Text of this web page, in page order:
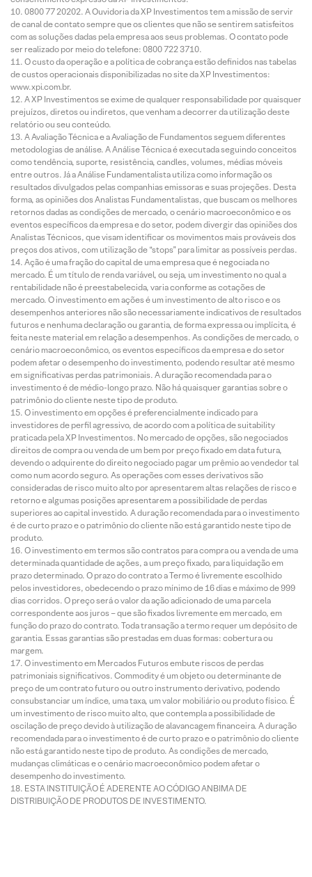
0800 77 20202. A Ouvidoria da XP Investimentos tem a missão de servir
de canal de contato sempre que os clientes que não se sentirem satisfeitos
com as soluções dadas pela empresa aos seus problemas. O contato pode
ser realizado por meio do telefone: 0800 722 3710.
O custo da operação e a política de cobrança estão definidos nas tabelas
de custos operacionais disponibilizadas no site da XP Investimentos:
www.xpi.com.br.
A XP Investimentos se exime de qualquer responsabilidade por quaisquer
prejuízos, diretos ou indiretos, que venham a decorrer da utilização deste
relatório ou seu conteúdo.
A Avaliação Técnica e a Avaliação de Fundamentos seguem diferentes
metodologias de análise. A Análise Técnica é executada seguindo conceitos
como tendência, suporte, resistência, candles, volumes, médias móveis
entre outros. Já a Análise Fundamentalista utiliza como informação os
resultados divulgados pelas companhias emissoras e suas projeções. Desta
forma, as opiniões dos Analistas Fundamentalistas, que buscam os melhores
retornos dadas as condições de mercado, o cenário macroeconômico e os
eventos específicos da empresa e do setor, podem divergir das opiniões dos
Analistas Técnicos, que visam identificar os movimentos mais prováveis dos
preços dos ativos, com utilização de “stops” para limitar as possíveis perdas.
Ação é uma fração do capital de uma empresa que é negociada no
mercado. É um título de renda variável, ou seja, um investimento no qual a
rentabilidade não é preestabelecida, varia conforme as cotações de
mercado. O investimento em ações é um investimento de alto risco e os
desempenhos anteriores não são necessariamente indicativos de resultados
futuros e nenhuma declaração ou garantia, de forma expressa ou implícita, é
feita neste material em relação a desempenhos. As condições de mercado, o
cenário macroeconômico, os eventos específicos da empresa e do setor
podem afetar o desempenho do investimento, podendo resultar até mesmo
em significativas perdas patrimoniais. A duração recomendada para o
investimento é de médio-longo prazo. Não há quaisquer garantias sobre o
patrimônio do cliente neste tipo de produto.
O investimento em opções é preferencialmente indicado para
investidores de perfil agressivo, de acordo com a política de suitability
praticada pela XP Investimentos. No mercado de opções, são negociados
direitos de compra ou venda de um bem por preço fixado em data futura,
devendo o adquirente do direito negociado pagar um prêmio ao vendedor tal
como num acordo seguro. As operações com esses derivativos são
consideradas de risco muito alto por apresentarem altas relações de risco e
retorno e algumas posições apresentarem a possibilidade de perdas
superiores ao capital investido. A duração recomendada para o investimento
é de curto prazo e o patrimônio do cliente não está garantido neste tipo de
produto.
O investimento em termos são contratos para compra ou a venda de uma
determinada quantidade de ações, a um preço fixado, para liquidação em
prazo determinado. O prazo do contrato a Termo é livremente escolhido
pelos investidores, obedecendo o prazo mínimo de 16 dias e máximo de 999
dias corridos. O preço será o valor da ação adicionado de uma parcela
correspondente aos juros – que são fixados livremente em mercado, em
função do prazo do contrato. Toda transação a termo requer um depósito de
garantia. Essas garantias são prestadas em duas formas: cobertura ou
margem.
O investimento em Mercados Futuros embute riscos de perdas
patrimoniais significativos. Commodity é um objeto ou determinante de
preço de um contrato futuro ou outro instrumento derivativo, podendo
consubstanciar um índice, uma taxa, um valor mobiliário ou produto físico. É
um investimento de risco muito alto, que contempla a possibilidade de
oscilação de preço devido à utilização de alavancagem financeira. A duração
recomendada para o investimento é de curto prazo e o patrimônio do cliente
não está garantido neste tipo de produto. As condições de mercado,
mudanças climáticas e o cenário macroeconômico podem afetar o
desempenho do investimento.
ESTA INSTITUIÇÃO É ADERENTE AO CÓDIGO ANBIMA DE
DISTRIBUIÇÃO DE PRODUTOS DE INVESTIMENTO.